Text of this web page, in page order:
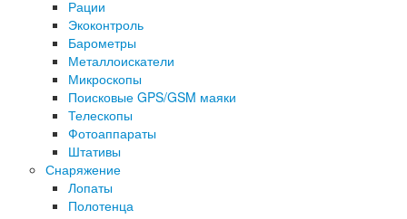
Рации
Экоконтроль
Барометры
Металлоискатели
Микроскопы
Поисковые GPS/GSM маяки
Телескопы
Фотоаппараты
Штативы
Снаряжение
Лопаты
Полотенца